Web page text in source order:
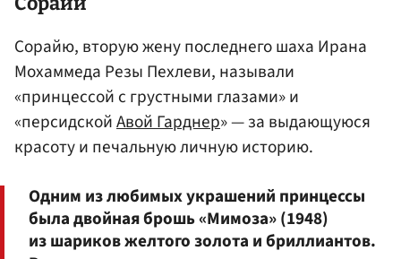
Сорайю, вторую жену последнего шаха Ирана
Мохаммеда Резы Пехлеви, называли
«принцессой с грустными глазами» и
«персидскойАвой Гарднер» — за выдающуюся
красоту и печальную личную историю.
Одним из любимых украшений принцессы
была двойная брошь «Мимоза» (1948)
из шариков желтого золота и бриллиантов.